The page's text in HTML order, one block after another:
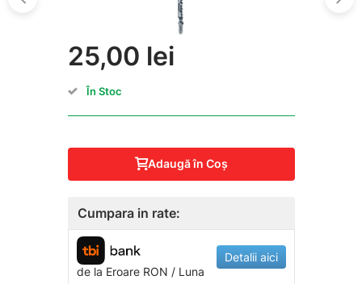
25,00 lei
În Stoc
Adaugă în Coş
Cumpara in rate:
de la EroareRON / Luna
Detalii aici